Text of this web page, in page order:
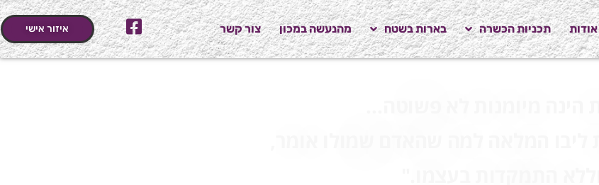
אודות תכניות הכשרה בארות בשטח מהנעשה במכון צור קשר איזור אישי